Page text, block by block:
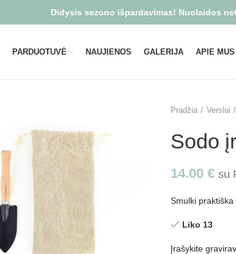
PARDUOTUVĖ NAUJIENOS GALERIJA APIE MUS
Pradžia Verslui
Sodo
14.00 € su
Smulki
Liko 13
Įrašykite
Didysis sezono išpardavimas! Nuolaidos